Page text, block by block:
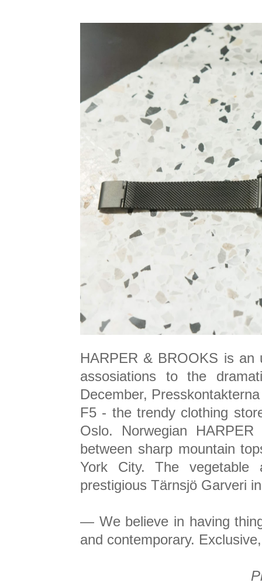
HARPER & BROOKS is
assosiations to the
December,
F5 - the trendy clothing
Oslo. Norwegian
between sharp mountain
York City. The
prestigious Tärnsjö Garveri
— We believe in having
and contemporary.